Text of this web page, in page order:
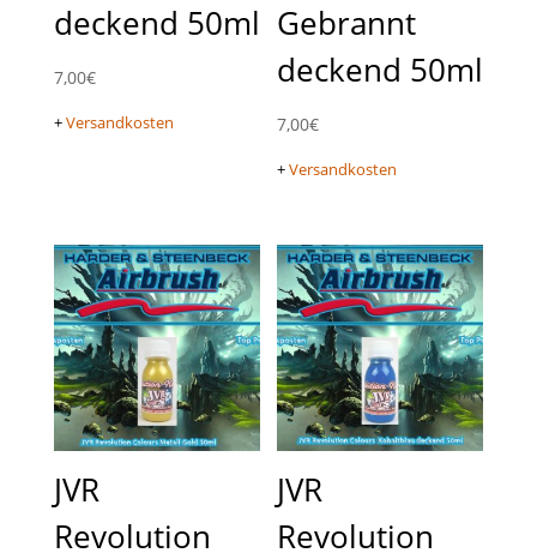
deckend 50ml
7,00€
+Versandkosten
Gebrannt
deckend 50ml
7,00€
+Versandkosten
JVR
Revolution
JVR
Revolution